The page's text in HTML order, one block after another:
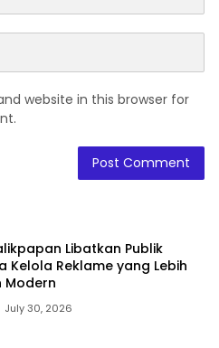
website in this browser for
Libatkan Publik
Kelola Reklame yang Lebih
Modern
July 30, 2026